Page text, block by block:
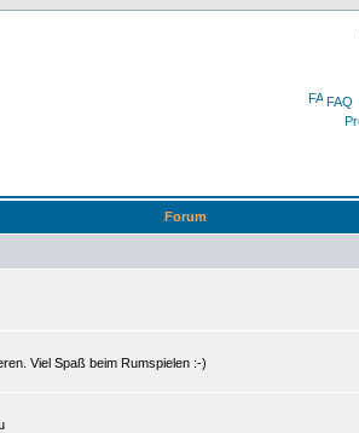
FAQ
Forum
Viel Spaß beim Rumspielen :-)